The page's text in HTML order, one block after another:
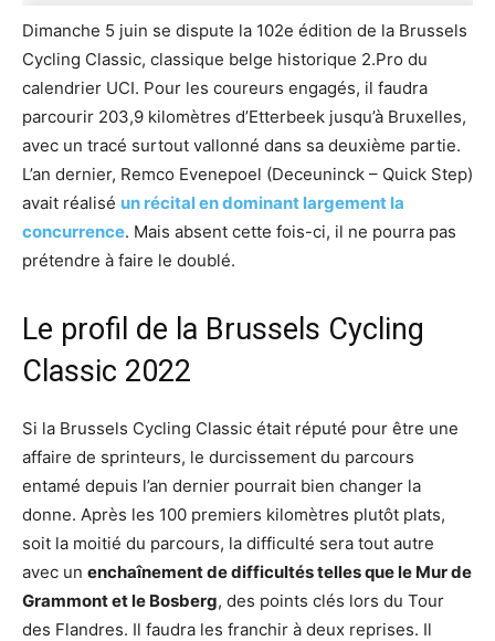
Dimanche 5 juin se dispute la 102e édition de la Brussels
Cycling Classic, classique belge historique 2.Pro du
calendrier UCI. Pour les coureurs engagés, il faudra
parcourir 203,9 kilomètres d’Etterbeek jusqu’à Bruxelles,
avec un tracé surtout vallonné dans sa deuxième partie.
L’an dernier, Remco Evenepoel (Deceuninck – Quick Step)
avait réalisé un récital en dominant largement la
concurrence. Mais absent cette fois-ci, il ne pourra pas
prétendre à faire le doublé.
Le profil de la Brussels Cycling
Classic 2022
Si la Brussels Cycling Classic était réputé pour être une
affaire de sprinteurs, le durcissement du parcours
entamé depuis l’an dernier pourrait bien changer la
donne. Après les 100 premiers kilomètres plutôt plats,
soit la moitié du parcours, la difficulté sera tout autre
avec un enchaînement de difficultés telles que le Mur de
Grammont et le Bosberg, des points clés lors du Tour
des Flandres. Il faudra les franchir à deux reprises. Il